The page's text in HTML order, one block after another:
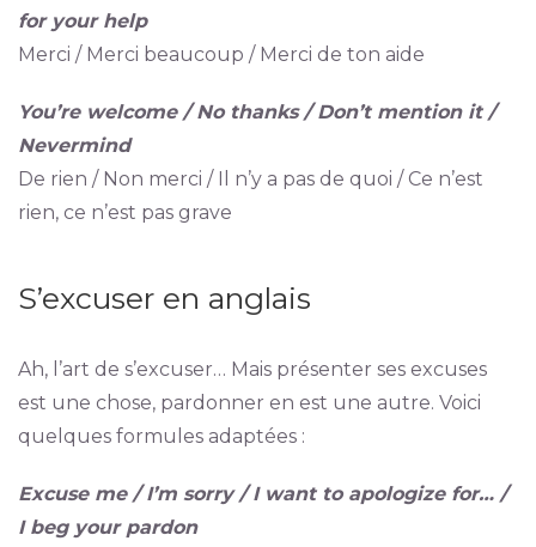
for your help
Merci / Merci beaucoup / Merci de ton aide
You’re welcome / No thanks / Don’t mention it /
Nevermind
De rien / Non merci / Il n’y a pas de quoi / Ce n’est
rien, ce n’est pas grave
S’excuser en anglais
Ah, l’art de s’excuser… Mais présenter ses excuses
est une chose, pardonner en est une autre. Voici
quelques formules adaptées :
Excuse me / I’m sorry / I want to apologize for… /
I beg your pardon